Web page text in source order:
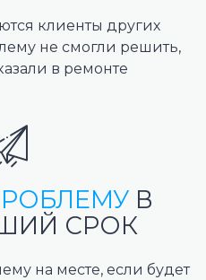
клиенты других
не смогли решить,
в ремонте
В
СРОК
на месте, если будет